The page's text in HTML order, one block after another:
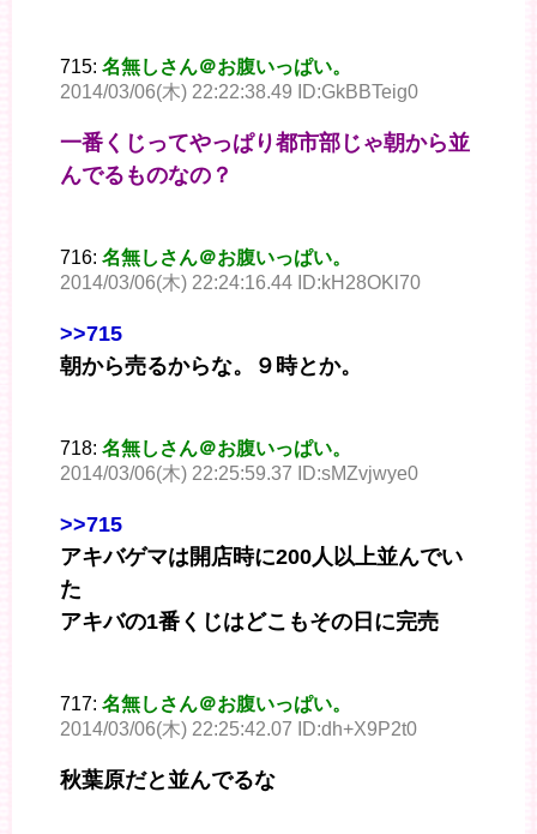
715: 名無しさん＠お腹いっぱい。
2014/03/06(木) 22:22:38.49 ID:GkBBTeig0
一番くじってやっぱり都市部じゃ朝から並
んでるものなの？
716: 名無しさん＠お腹いっぱい。
2014/03/06(木) 22:24:16.44 ID:kH28OKl70
>>715
朝から売るからな。９時とか。
718: 名無しさん＠お腹いっぱい。
2014/03/06(木) 22:25:59.37 ID:sMZvjwye0
>>715
アキバゲマは開店時に200人以上並んでい
た
アキバの1番くじはどこもその日に完売
717: 名無しさん＠お腹いっぱい。
2014/03/06(木) 22:25:42.07 ID:dh+X9P2t0
秋葉原だと並んでるな